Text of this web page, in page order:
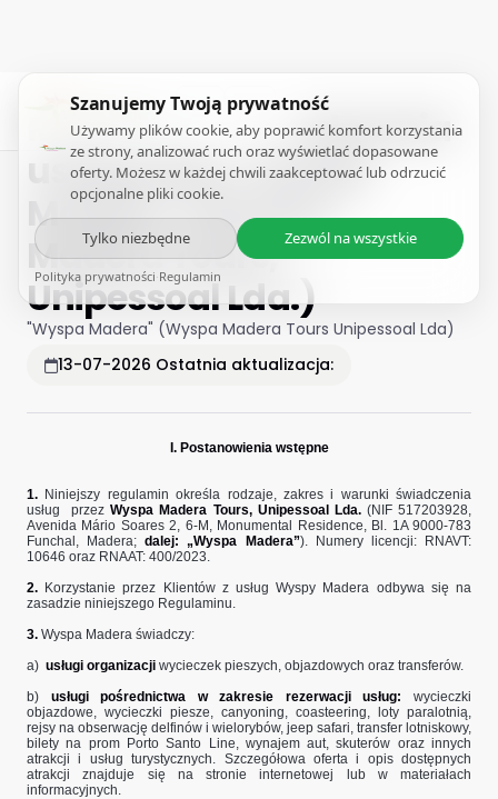
Szanujemy Twoją prywatność
Używamy plików cookie, aby poprawić komfort korzystania
ze strony, analizować ruch oraz wyświetlać dopasowane
oferty. Możesz w każdej chwili zaakceptować lub odrzucić
opcjonalne pliki cookie.
Tylko niezbędne Zezwól na wszystkie
Polityka prywatności·Regulamin
REGULAMIN świadczenia
usług przez „Wyspę
Madera” (Wyspa
Madera Tours,
Unipessoal Lda.)
"Wyspa Madera" (Wyspa Madera Tours Unipessoal Lda)
13-07-2026 Ostatnia aktualizacja:
I. Postanowienia wstępne
1. Niniejszy regulamin określa rodzaje, zakres i warunki świadczenia
usług przezWyspa Madera Tours, Unipessoal Lda.(NIF 517203928,
Avenida Mário Soares 2, 6-M, Monumental Residence, Bl. 1A 9000-783
Funchal, Madera;dalej: „Wyspa Madera”). Numery licencji: RNAVT:
10646 oraz RNAAT: 400/2023.
2. Korzystanie przez Klientów z usług Wyspy Madera odbywa się na
zasadzie niniejszego Regulaminu.
3. Wyspa Madera świadczy:
a) usługi organizacji wycieczek pieszych, objazdowych oraz transferów.
b) usługi pośrednictwa w zakresie rezerwacji usług:
wycieczki
objazdowe, wycieczki piesze, canyoning, coasteering, loty paralotnią,
rejsy na obserwację delfinów i wielorybów, jeep safari, transfer lotniskowy,
bilety na prom Porto Santo Line, wynajem aut, skuterów oraz innych
atrakcji i usług turystycznych. Szczegółowa oferta i opis dostępnych
atrakcji znajduje się na stronie internetowej lub w materiałach
informacyjnych.